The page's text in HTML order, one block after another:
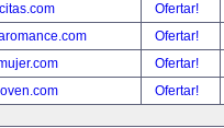
Ofertar!
Ofertar!
Ofertar!
Ofertar!